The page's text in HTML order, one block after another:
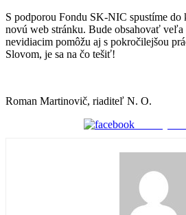
S podporou Fondu SK-NIC spustíme do
novú web stránku. Bude obsahovať
nevidiacim pomôžu aj s pokročilejšou
Slovom, je sa na čo tešiť!
Roman Martinovič, riaditeľ N. O.